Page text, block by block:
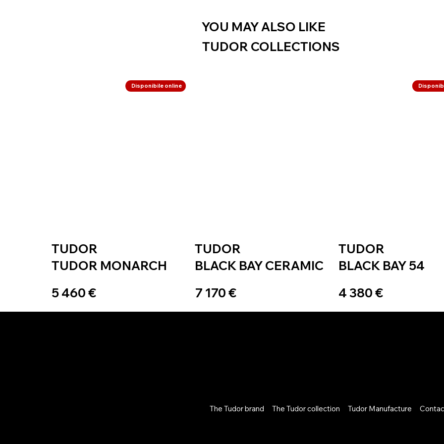
TUDOR COLLECTIONS
YOU MAY ALSO LIKE
Disponibile online
TUDOR
TUDOR MONARCH
5 460 €
TUDOR
BLACK BAY CERAMIC
7 170 €
TUDOR
BLACK BAY 54
4 380 €
The Tudor brand The Tudor collection Tudor Manufacture